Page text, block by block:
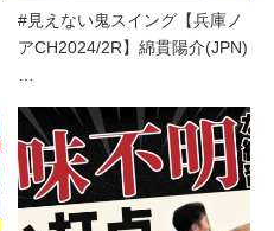
#見えない鬼スイング【兵庫ノ
アCH2024/2R】綿貫陽介(JPN)